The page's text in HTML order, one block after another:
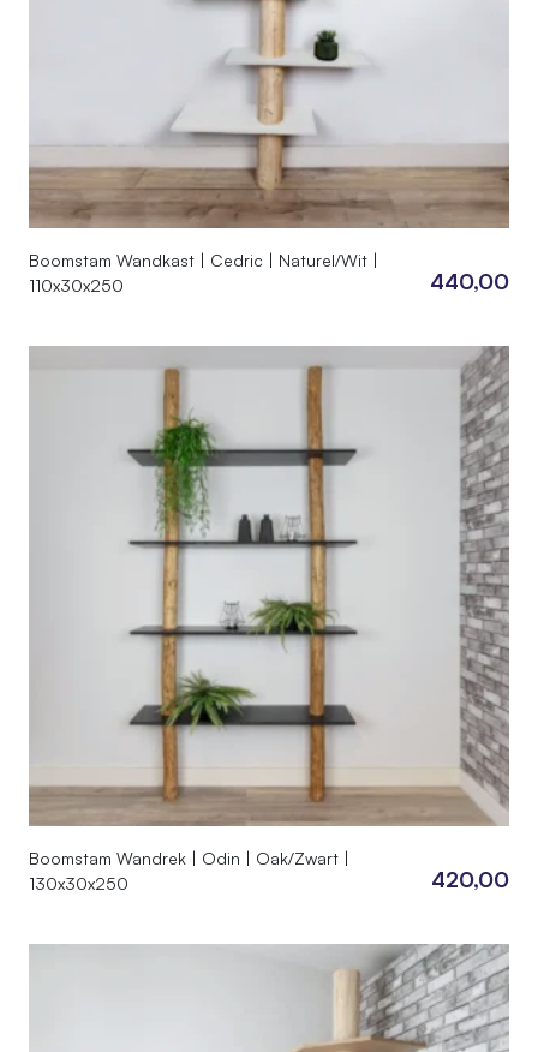
Boomstam Wandkast | Cedric | Naturel/Wit |
110x30x250
440,00
Boomstam Wandrek | Odin | Oak/Zwart |
130x30x250
420,00